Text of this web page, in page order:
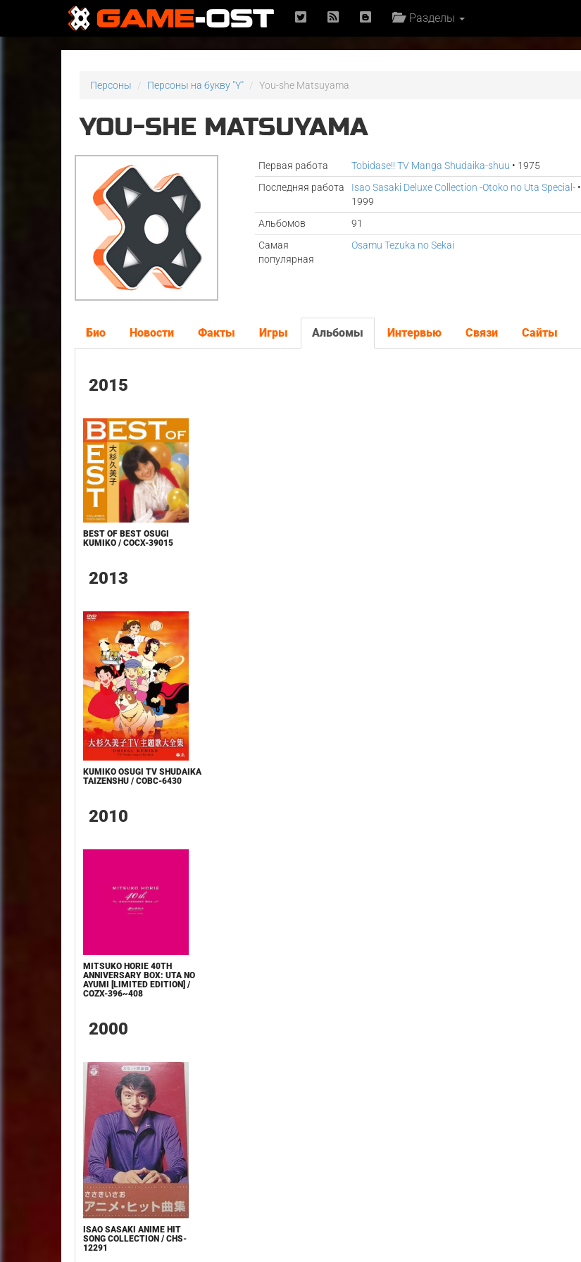
Разделы
Персоны Персоны на букву "Y" You-she Matsuyama
YOU-SHE MATSUYAMA
Первая работа Tobidase!! TV Manga Shudaika-shuu • 1975
Последняя работа
Isao Sasaki Deluxe Collection -Otoko no Uta Special-•
1999
Альбомов
91
Самая
популярная
Osamu Tezuka no Sekai
Био Новости Факты Игры Альбомы Интервью Связи Сайты
2015
BEST OF BEST OSUGI
KUMIKO / COCX-39015
2013
KUMIKO OSUGI TV SHUDAIKA
TAIZENSHU / COBC-6430
2010
MITSUKO HORIE 40TH
ANNIVERSARY BOX: UTA NO
AYUMI [LIMITED EDITION] /
COZX-396~408
2000
ISAO SASAKI ANIME HIT
SONG COLLECTION / CHS-
12291